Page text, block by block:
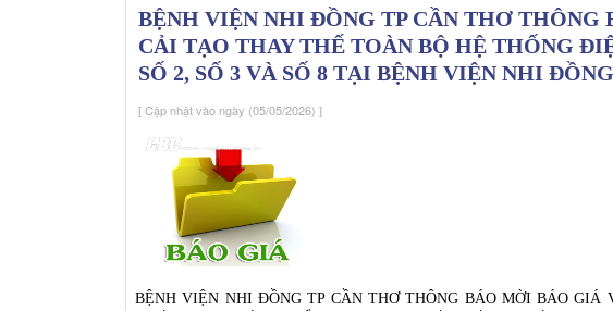
BỆNH VIỆN NHI ĐỒNG TP CẦN THƠ THÔNG
CẢI TẠO THAY THẾ TOÀN BỘ HỆ THỐNG
SỐ 2, SỐ 3 VÀ SỐ 8 TẠI BỆNH VIỆN NHI
[ Cập nhật vào ngày (05/05/2026) ]
BỆNH VIỆN NHI ĐỒNG TP CẦN THƠ THÔNG BÁO MỜI BÁO